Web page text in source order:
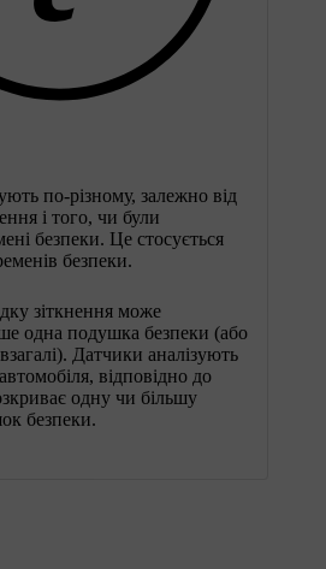
по-різному, залежно від
і того, чи були
безпеки. Це стосується
безпеки.
зіткнення може
одна подушка безпеки (або
Датчики аналізують
відповідно до
одну чи більшу
безпеки.